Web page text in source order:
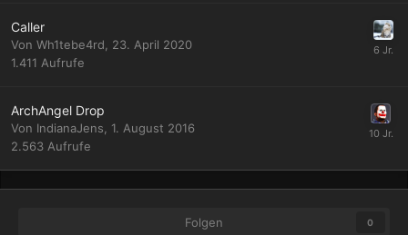
Caller
Von Wh1tebe4rd
23. April 2020
1.411 Aufrufe
ArchAngel Drop
Von IndianaJens
1. August 2016
2.563 Aufrufe
Folgen 0